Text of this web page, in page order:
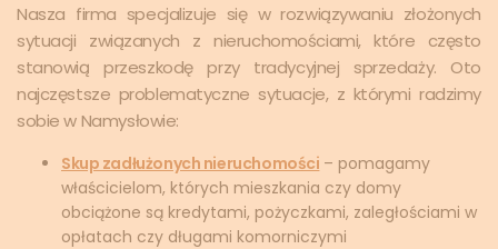
Nasza firma specjalizuje się w rozwiązywaniu złożonych
sytuacji związanych z nieruchomościami, które często
stanowią przeszkodę przy tradycyjnej sprzedaży. Oto
najczęstsze problematyczne sytuacje, z którymi radzimy
sobie w Namysłowie:
Skup zadłużonych nieruchomości – pomagamy
właścicielom, których mieszkania czy domy
obciążone są kredytami, pożyczkami, zaległościami w
opłatach czy długami komorniczymi